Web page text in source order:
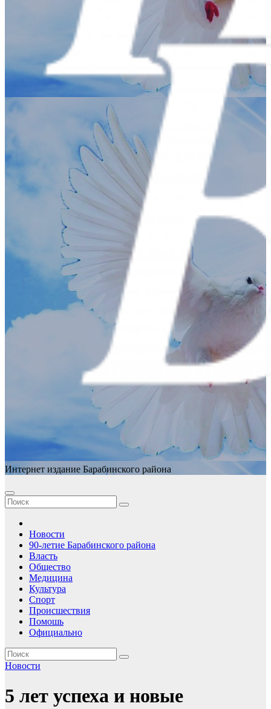
Интернет издание Барабинского района
Новости
90-летие Барабинского района
Власть
Общество
Медицина
Культура
Спорт
Происшествия
Помошь
Официально
Новости
5 лет успеха и новые